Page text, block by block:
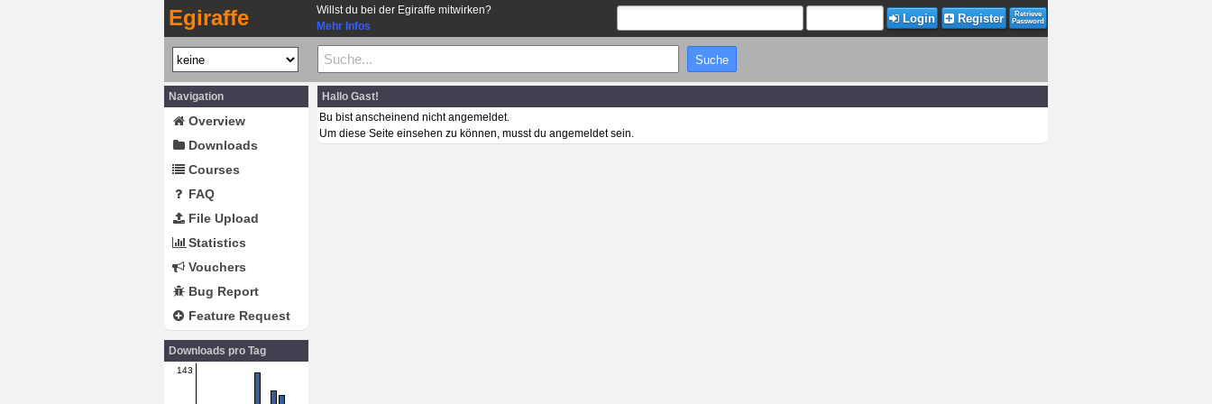
Egiraffe
Willst du bei der Egiraffe mitwirken?
Mehr Infos
Login Register
Retrieve
Password
Navigation
Overview
Downloads
Courses
FAQ
File Upload
Statistics
Vouchers
Bug Report
Feature Request
Downloads pro Tag
143
Hallo Gast!
Bu bist anscheinend nicht angemeldet.
Um diese Seite einsehen zu können, musst du angemeldet sein.